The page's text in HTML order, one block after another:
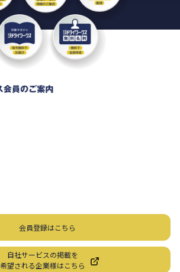
会員登録はこちら
自社サービスの掲載を
希望される企業様はこちら